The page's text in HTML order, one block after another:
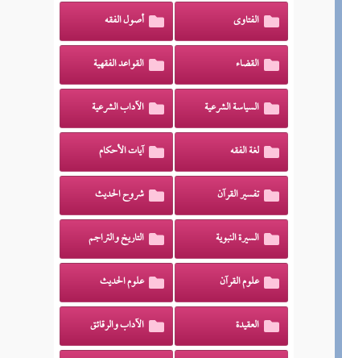
الفتاوى أصول الفقه
القضاء القواعد الفقهية
السياسة الشرعية الآداب الشرعية
لغة الفقه آيات الأحكام
تفسير القرآن شروح الحديث
السيرة النبوية التاريخ والتراجم
علوم القرآن علوم الحديث
العقيدة الآداب والرقائق